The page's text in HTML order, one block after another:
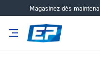
Magasinez dès